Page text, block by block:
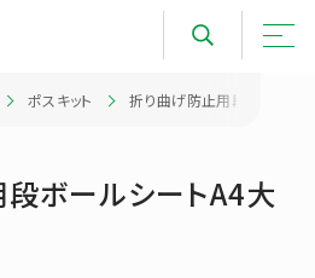
ポスキット 折り曲げ防止用段ボールシ
ボールシートA4大